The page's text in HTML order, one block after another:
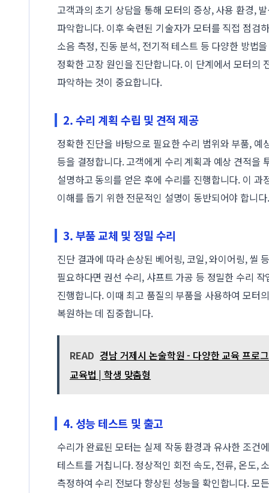
고객과의 초기 상담을 통해 모터의 증상, 사용 환경,
파악합니다. 이후 숙련된 기술자가 모터를 직접 점검
소음 측정, 진동 분석, 전기적 테스트 등 다양한 방법
정확한 고장 원인을 진단합니다. 이 단계에서 모터의
파악하는 것이 중요합니다.
2. 수리 계획 수립 및 견적 제공
정확한 진단을 바탕으로 필요한 수리 범위와 부품, 예
등을 결정합니다. 고객에게 수리 계획과 예상 견적을
설명하고 동의를 얻은 후에 수리를 진행합니다. 이 과
이해를 돕기 위한 전문적인 설명이 동반되어야 합니다.
3. 부품 교체 및 정밀 수리
진단 결과에 따라 손상된 베어링, 코일, 와이어링, 씰
필요하다면 권선 수리, 샤프트 가공 등 정밀한 수리 작
진행합니다. 이때 최고 품질의 부품을 사용하여 모터
복원하는 데 집중합니다.
READ 경남 거제시 논술학원 - 다양한 교육 프로
교육법 | 학생 맞춤형
4. 성능 테스트 및 출고
수리가 완료된 모터는 실제 작동 환경과 유사한 조건
테스트를 거칩니다. 정상적인 회전 속도, 전류, 온도,
측정하여 수리 전보다 향상된 성능을 확인합니다. 모